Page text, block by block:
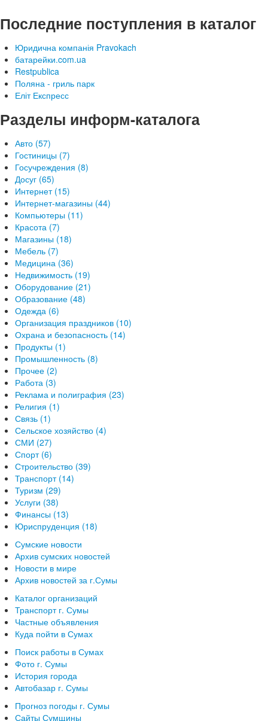
Последние поступления в каталог
Юридична компанія Pravokach
батарейки.com.ua
Restpublica
Поляна - гриль парк
Еліт Експресс
Разделы информ-каталога
Авто (57)
Гостиницы (7)
Госучреждения (8)
Досуг (65)
Интернет (15)
Интернет-магазины (44)
Компьютеры (11)
Красота (7)
Магазины (18)
Мебель (7)
Медицина (36)
Недвижимость (19)
Оборудование (21)
Образование (48)
Одежда (6)
Организация праздников (10)
Охрана и безопасность (14)
Продукты (1)
Промышленность (8)
Прочее (2)
Работа (3)
Реклама и полиграфия (23)
Религия (1)
Связь (1)
Сельское хозяйство (4)
СМИ (27)
Спорт (6)
Строительство (39)
Транспорт (14)
Туризм (29)
Услуги (38)
Финансы (13)
Юриспруденция (18)
Сумские новости
Архив сумских новостей
Новости в мире
Архив новостей за г.Сумы
Каталог организаций
Транспорт г. Сумы
Частные объявления
Куда пойти в Сумах
Поиск работы в Сумах
Фото г. Сумы
История города
Автобазар г. Сумы
Прогноз погоды г. Сумы
Сайты Сумщины